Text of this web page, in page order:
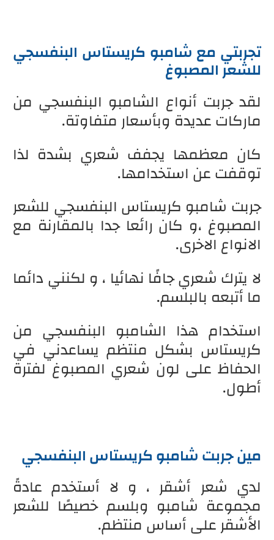
تجربتي مع شامبو كريستاس البنفسجي
للشعر المصبوغ
لقد جربت أنواع الشامبو البنفسجي من
ماركات عديدة وبأسعار متفاوتة.
كان معظمها يجفف شعري بشدة لذا
توقفت عن استخدامها.
جربت شامبو كريستاس البنفسجي للشعر
المصبوغ ،و كان رائعا جدا بالمقارنة مع
الانواع الاخرى.
لا يترك شعري جافًا نهائيا ، و لكنني دائما
ما أتبعه بالبلسم.
استخدام هذا الشامبو البنفسجي من
كريستاس بشكل منتظم يساعدني في
الحفاظ على لون شعري المصبوغ لفترة
أطول.
مين جربت شامبو كريستاس البنفسجي
لدي شعر أشقر ، و لا أستخدم عادةً
مجموعة شامبو وبلسم خصيصًا للشعر
الأشقر على أساس منتظم.